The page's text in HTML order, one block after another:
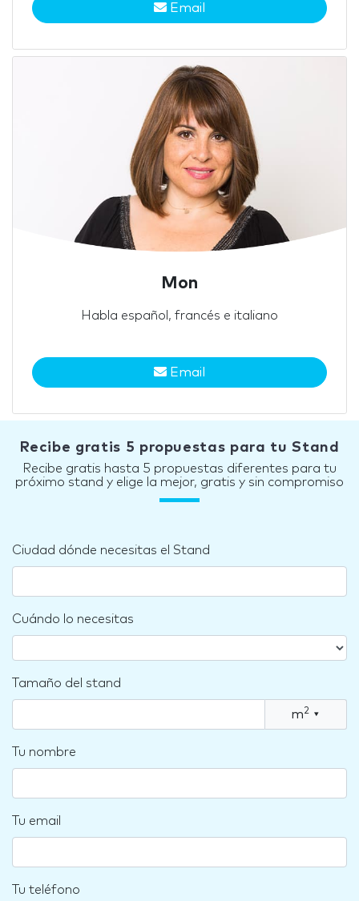
Email
Mon
Habla español, francés e italiano
Email
Recibe gratis 5 propuestas para tu Stand
Recibe gratis hasta 5 propuestas diferentes para tu
próximo stand y elige la mejor, gratis y sin compromiso
Ciudad dónde necesitas el Stand
Cuándo lo necesitas
Tamaño del stand
m2 ▾
Tu nombre
Tu email
Tu teléfono